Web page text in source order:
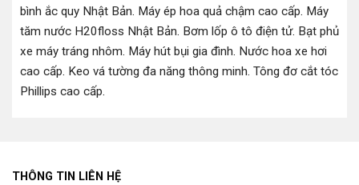
bình ắc quy Nhật Bản. Máy ép hoa quả chậm cao cấp. Máy
tăm nước H20floss Nhật Bản. Bơm lốp ô tô điện tử. Bạt phủ
xe máy tráng nhôm. Máy hút bụi gia đình. Nước hoa xe hơi
cao cấp. Keo vá tường đa năng thông minh. Tông đơ cắt tóc
Phillips cao cấp.
THÔNG TIN LIÊN HỆ